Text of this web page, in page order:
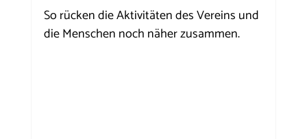
So rücken die Aktivitäten des Vereins und
die Menschen noch näher zusammen.